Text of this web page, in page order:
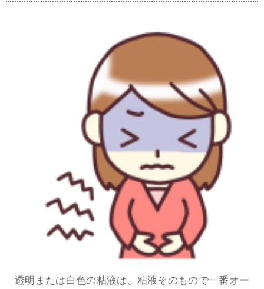
透明または白色の粘液は、粘液そのもので一番オー